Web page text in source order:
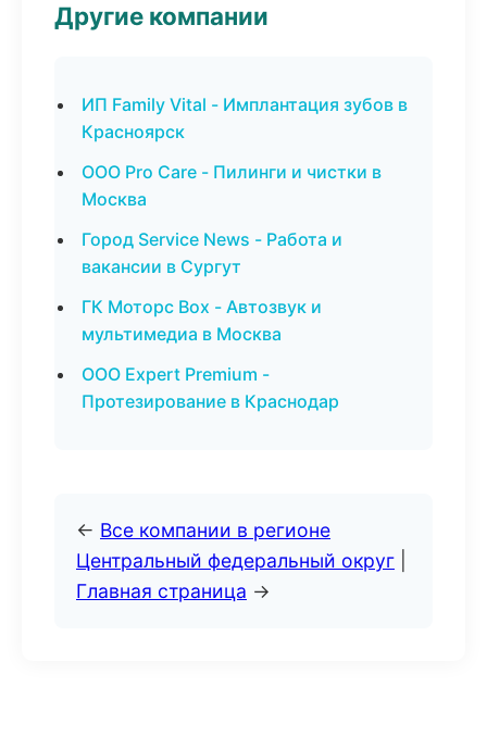
Другие компании
ИП Family Vital - Имплантация зубов в
Красноярск
ООО Pro Care - Пилинги и чистки в
Москва
Город Service News - Работа и
вакансии в Сургут
ГК Моторс Box - Автозвук и
мультимедиа в Москва
ООО Expert Premium -
Протезирование в Краснодар
← Все компании в регионе
Центральный федеральный округ
Главная страница →